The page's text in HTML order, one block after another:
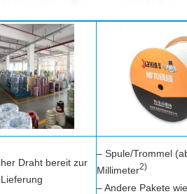
Draht bereit zur
Lieferung
– Spule/Trommel
Millimeter2)
– Andere Pakete